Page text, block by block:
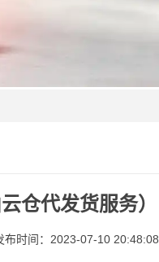
仓代发货服务）
布时间：2023-07-10 20:48:08